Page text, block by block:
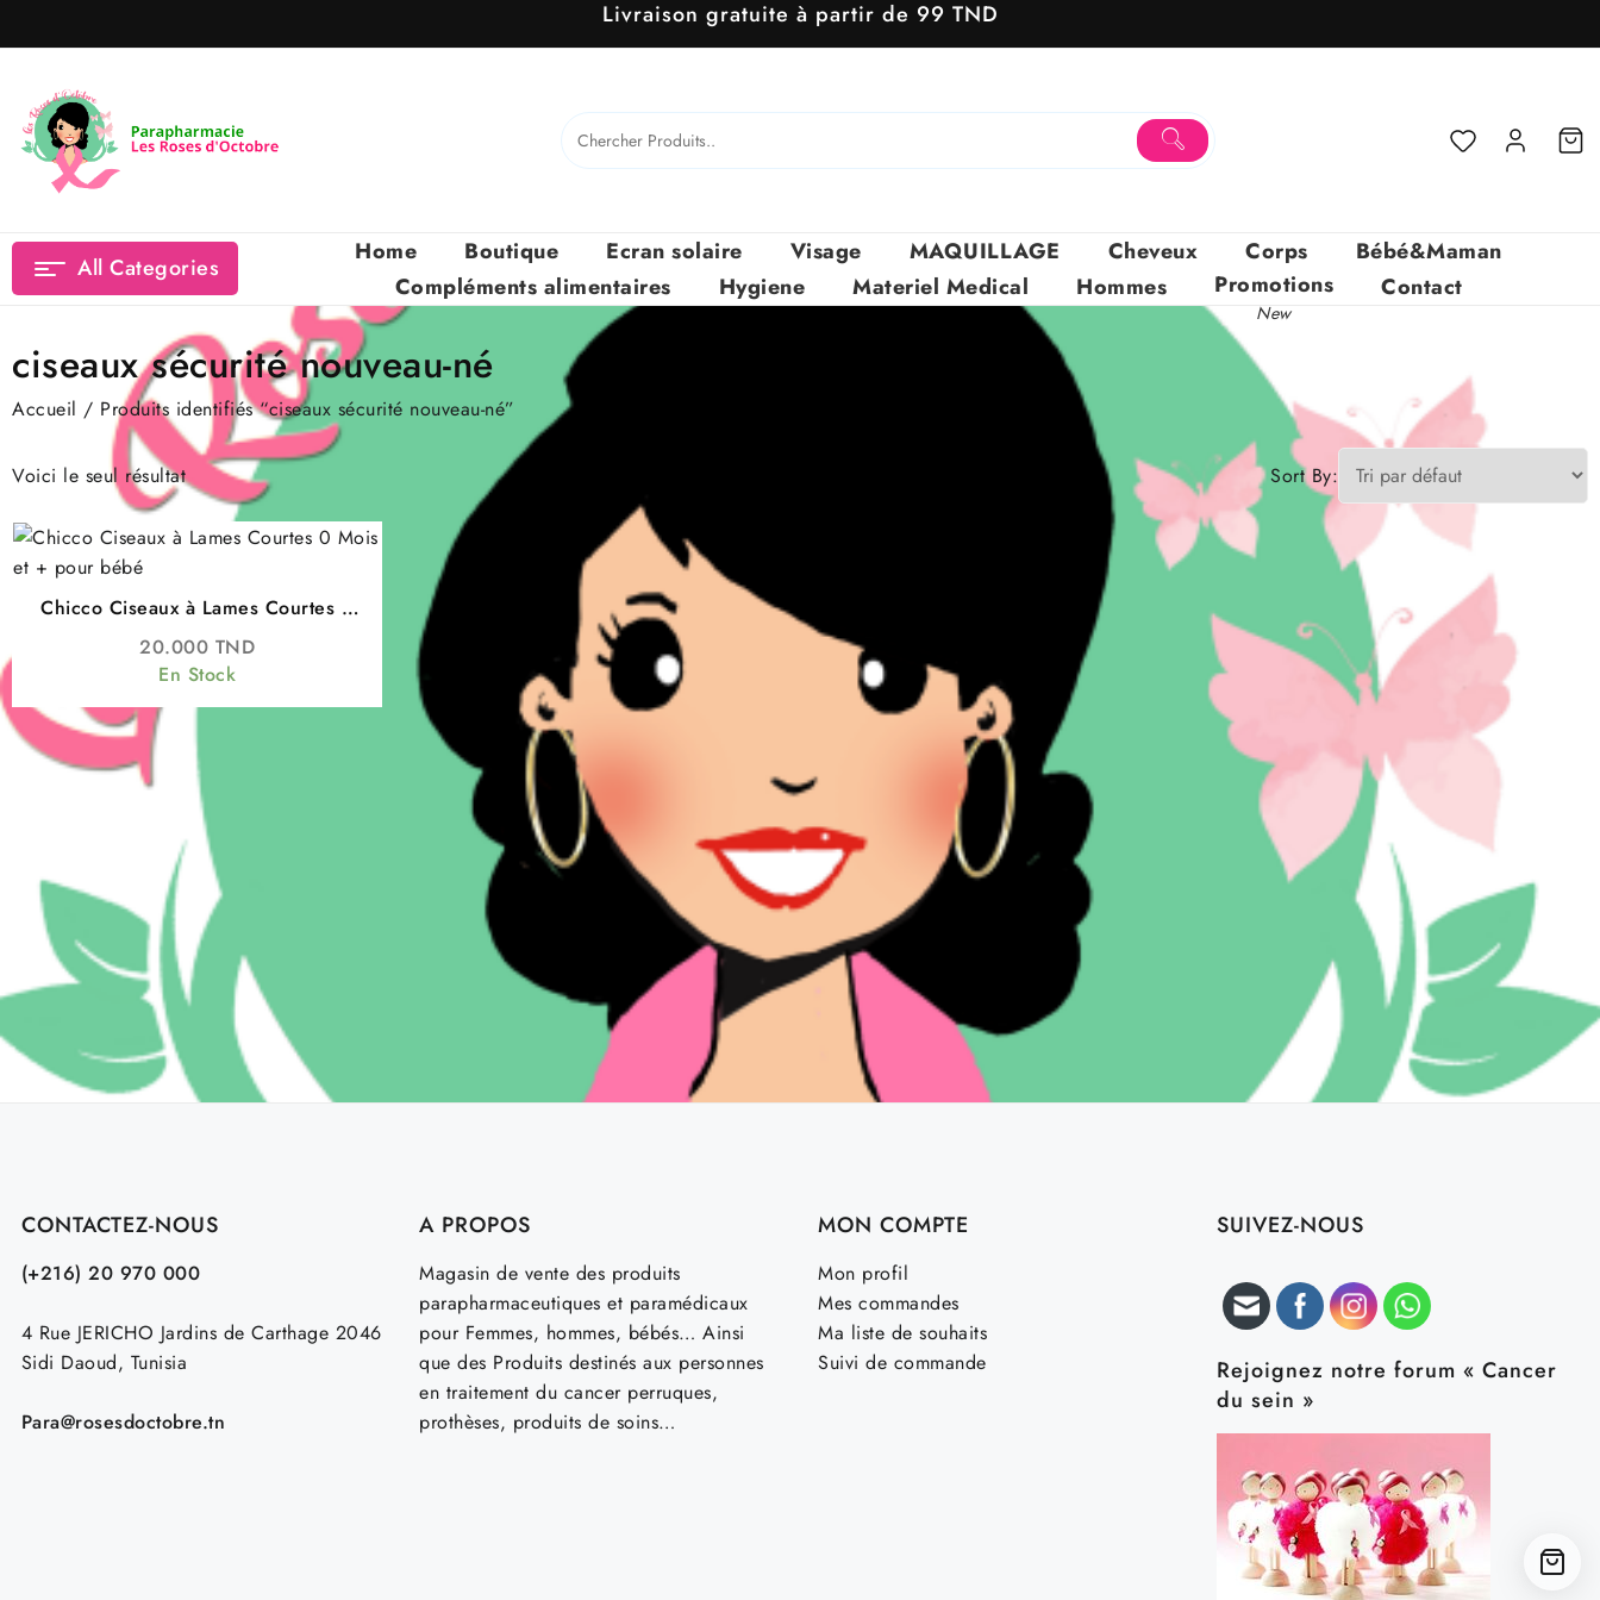
to
Livraison gratuite à partir de 99 TND
All Categories
Home Boutique Ecran solaire Visage MAQUILLAGE Cheveux Corps
Bébé&Maman
Compléments alimentaires
Hygiene Materiel Medical Hommes Promotions
New
Contact
ciseaux sécurité nouveau-né
Accueil / Produits identifiés “ciseaux sécurité nouveau-né”
Voici le seul résultat Sort By:
Chicco Ciseaux à Lames Courtes 0
Mois – coupe précise des ongles de
bébé
20.000 TND
En Stock
CONTACTEZ-NOUS
(+216) 20 970 000
4 Rue JERICHO Jardins de Carthage 2046
Sidi Daoud, Tunisia
Para@rosesdoctobre.tn
A PROPOS
Magasin de vente des produits
parapharmaceutiques et paramédicaux
pour Femmes, hommes, bébés… Ainsi
que des Produits destinés aux personnes
en traitement du cancer perruques,
prothèses, produits de soins…
MON COMPTE
Mon profil
Mes commandes
Ma liste de souhaits
Suivi de commande
SUIVEZ-NOUS
Rejoignez notre forum « Cancer
du sein »